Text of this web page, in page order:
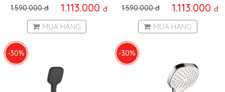
1.113.000đ
1.590.000đ
MUA HÀNG
1.113.000đ
1.590.000đ
MUA HÀNG
-30% -30%